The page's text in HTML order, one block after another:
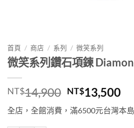
首頁 / 商店 / 系列 / 微笑系列
微笑系列鑽石項鍊
NT$14,900 原
始
價
NT$13,500目
前
價
全店，全館消費，滿6500元台灣本